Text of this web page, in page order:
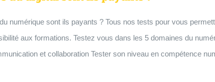
numérique sont ils payants ? Tous nos tests pour vous
aux formations. Testez vous dans les 5 domaines du
et collaboration Tester son niveau en compétence